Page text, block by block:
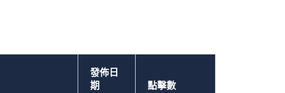
發佈日
期
點擊數